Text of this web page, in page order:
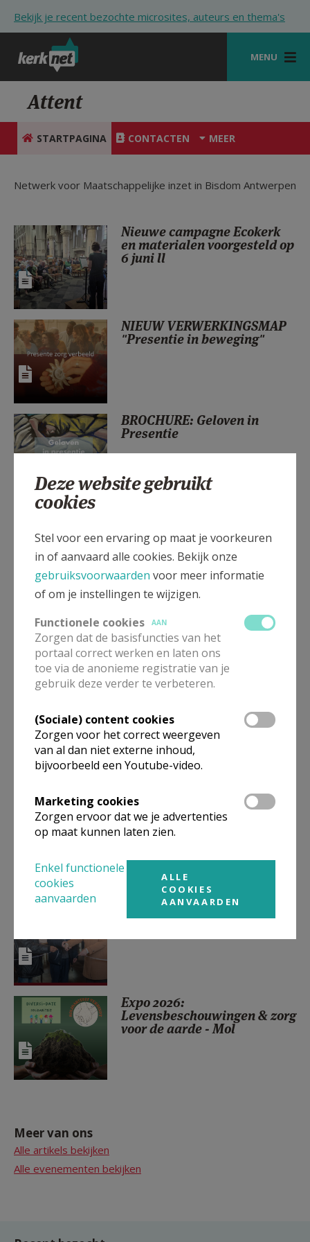
Bekijk je recent bezochte microsites, auteurs en thema's
MENU
STARTPAGINA
VIERINGEN
SHOP
HULP
STARTPAGINA PORTAAL
MIJN PAROCHIE
AANMELDEN OF REGISTREREN
Attent
STARTPAGINA CONTACTEN MEER
Netwerk voor Maatschappelijke inzet in Bisdom Antwerpen
Nieuwe campagne Ecokerk
en materialen voorgesteld op
6 juni ll
NIEUW VERWERKINGSMAP
"Presentie in beweging"
BROCHURE: Geloven in
Presentie
Attent
Heel ons hart! Denkdag
diaconie & Attent - 30
oktober '26 Malle
Expo brengt verbinding tot
leven. Terugblik opening in
Mol
Expo ‘Gastvrijheid’ geopend
in Kontich
Expo 2026:
Levensbeschouwingen & zorg
voor de aarde - Mol
Meer van ons
Alle artikels bekijken
Alle evenementen bekijken
Deze website gebruikt
cookies
Stel voor een ervaring op maat je voorkeuren
in of aanvaard alle cookies. Bekijk onze
gebruiksvoorwaarden voor meer informatie
of om je instellingen te wijzigen.
Functionele cookies
AAN
Zorgen dat de basisfuncties van het
portaal correct werken en laten ons
toe via de anonieme registratie van je
gebruik deze verder te verbeteren.
(Sociale) content cookies
Zorgen voor het correct weergeven
van al dan niet externe inhoud,
bijvoorbeeld een Youtube-video.
Marketing cookies
Zorgen ervoor dat we je advertenties
op maat kunnen laten zien.
Enkel functionele
cookies
aanvaarden
ALLE
COOKIES
AANVAARDEN